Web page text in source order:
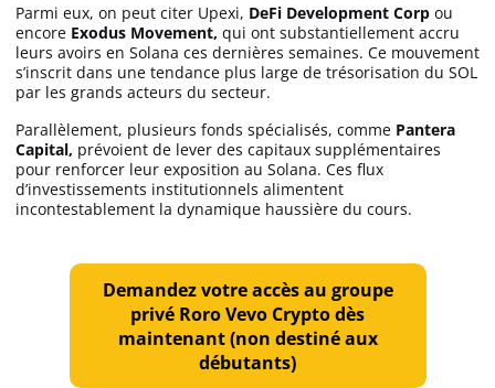
Meilleures plateformes
Meilleurs wallets
Parmi eux, on peut citer Upexi, DeFi Development Corp ou
encore Exodus Movement, qui ont substantiellement accru
leurs avoirs en Solana ces dernières semaines. Ce mouvement
s’inscrit dans une tendance plus large de trésorisation du SOL
par les grands acteurs du secteur.
Parallèlement, plusieurs fonds spécialisés, comme Pantera
Capital, prévoient de lever des capitaux supplémentaires
pour renforcer leur exposition au Solana. Ces flux
d’investissements institutionnels alimentent
incontestablement la dynamique haussière du cours.
Demandez votre accès au groupe
privé Roro Vevo Crypto dès
maintenant (non destiné aux
débutants)